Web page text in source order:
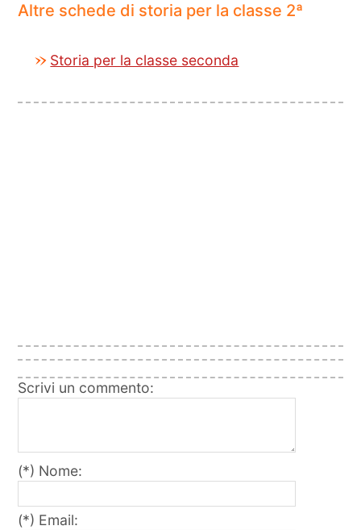
Altre schede di storia per la classe 2ª
Storia per la classe seconda
Scrivi un commento:
(*) Nome:
(*) Email: